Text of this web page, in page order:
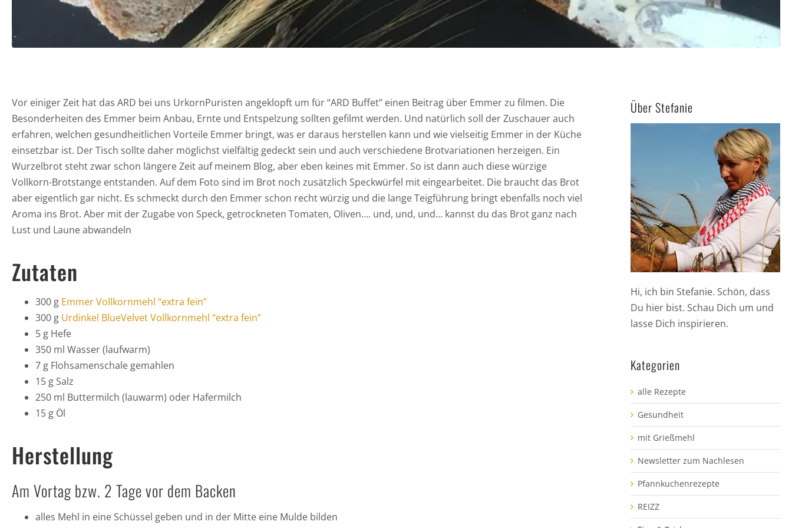
Vor einiger Zeit hat das ARD bei uns UrkornPuristen angeklopft um für “ARD Buffet” einen Beitrag über Emmer zu filmen. Die
Besonderheiten des Emmer beim Anbau, Ernte und Entspelzung sollten gefilmt werden. Und natürlich soll der Zuschauer auch
erfahren, welchen gesundheitlichen Vorteile Emmer bringt, was er daraus herstellen kann und wie vielseitig Emmer in der Küche
einsetzbar ist. Der Tisch sollte daher möglichst vielfältig gedeckt sein und auch verschiedene Brotvariationen herzeigen. Ein
Wurzelbrot steht zwar schon längere Zeit auf meinem Blog, aber eben keines mit Emmer. So ist dann auch diese würzige
Vollkorn-Brotstange entstanden. Auf dem Foto sind im Brot noch zusätzlich Speckwürfel mit eingearbeitet. Die braucht das Brot
aber eigentlich gar nicht. Es schmeckt durch den Emmer schon recht würzig und die lange Teigführung bringt ebenfalls noch viel
Aroma ins Brot. Aber mit der Zugabe von Speck, getrockneten Tomaten, Oliven…. und, und, und… kannst du das Brot ganz nach
Lust und Laune abwandeln
Zutaten
300 g Emmer Vollkornmehl “extra fein”
300 g Urdinkel BlueVelvet Vollkornmehl “extra fein”
5 g Hefe
350 ml Wasser (laufwarm)
7 g Flohsamenschale gemahlen
15 g Salz
250 ml Buttermilch (lauwarm) oder Hafermilch
15 g Öl
Herstellung
Am Vortag bzw. 2 Tage vor dem Backen
alles Mehl in eine Schüssel geben und in der Mitte eine Mulde bilden
Über Stefanie
Hi, ich bin Stefanie. Schön, dass
Du hier bist. Schau Dich um und
lasse Dich inspirieren.
Kategorien
alle Rezepte
Gesundheit
mit Grießmehl
Newsletter zum Nachlesen
Pfannkuchenrezepte
REIZZ